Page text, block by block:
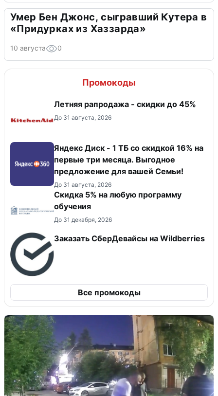
Умер Бен Джонс, сыгравший Кутера в
«Придурках из Хаззарда»
10 августа 0
Промокоды
Летняя рапродажа - скидки до 45%
До 31 августа, 2026
Яндекс Диск - 1 ТБ со скидкой 16% на
первые три месяца. Выгодное
предложение для вашей Семьи!
До 31 августа, 2026
Скидка 5% на любую программу
обучения
До 31 декабря, 2026
Заказать СберДевайсы на Wildberries
Все промокоды